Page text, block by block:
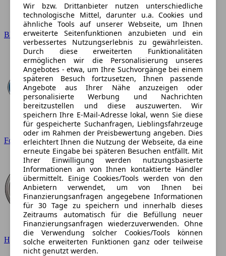
BMW
Ford
Hyundai
Wir bzw. Drittanbieter nutzen unterschiedliche
technologische Mittel, darunter u.a. Cookies und
ähnliche Tools auf unserer Webseite, um Ihnen
erweiterte Seitenfunktionen anzubieten und ein
verbessertes Nutzungserlebnis zu gewährleisten.
Durch diese erweiterten Funktionalitäten
ermöglichen wir die Personalisierung unseres
Angebotes - etwa, um Ihre Suchvorgänge bei einem
späteren Besuch fortzusetzen, Ihnen passende
Angebote aus Ihrer Nähe anzuzeigen oder
personalisierte Werbung und Nachrichten
bereitzustellen und diese auszuwerten. Wir
speichern Ihre E-Mail-Adresse lokal, wenn Sie diese
für gespeicherte Suchanfragen, Lieblingsfahrzeuge
oder im Rahmen der Preisbewertung angeben. Dies
erleichtert Ihnen die Nutzung der Webseite, da eine
erneute Eingabe bei späteren Besuchen entfällt. Mit
Ihrer Einwilligung werden nutzungsbasierte
Informationen an von Ihnen kontaktierte Händler
übermittelt. Einige Cookies/Tools werden von den
Anbietern verwendet, um von Ihnen bei
Finanzierungsanfragen angegebene Informationen
für 30 Tage zu speichern und innerhalb dieses
Zeitraums automatisch für die Befüllung neuer
Finanzierungsanfragen wiederzuverwenden. Ohne
die Verwendung solcher Cookies/Tools können
solche erweiterten Funktionen ganz oder teilweise
nicht genutzt werden.